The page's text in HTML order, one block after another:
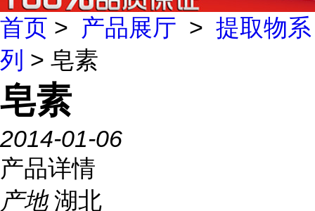
首页 > 产品展厅 > 提取物系
列 > 皂素
皂素
2014-01-06
产品详情
产地 湖北